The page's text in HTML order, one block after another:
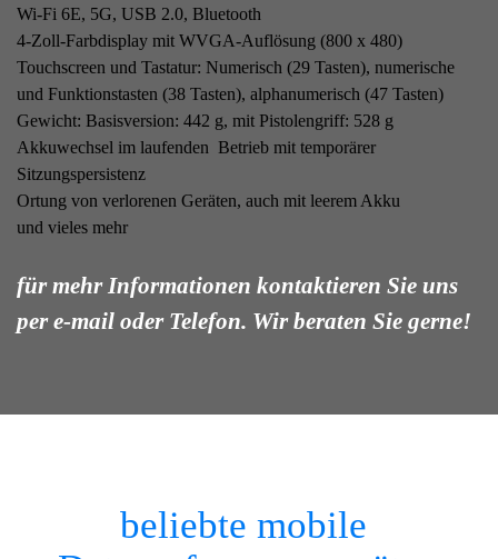
Wi-Fi 6E, 5G, USB 2.0, Bluetooth
4-Zoll-Farbdisplay mit WVGA-Auflösung (800 x 480)
Touchscreen und Tastatur: Numerisch (29 Tasten), numerische
und Funktionstasten (38 Tasten), alphanumerisch (47 Tasten)
Gewicht: Basisversion: 442 g, mit Pistolengriff: 528 g
Akkuwechsel im laufenden Betrieb mit temporärer
Sitzungspersistenz
Ortung von verlorenen Geräten, auch mit leerem Akku
und vieles mehr
für mehr Informationen kontaktieren Sie uns
per e-mail oder Telefon. Wir beraten Sie gerne!
beliebte mobile